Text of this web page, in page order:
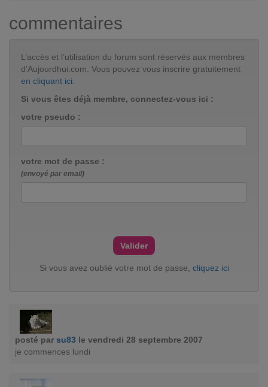
commentaires
L’accès et l’utilisation du forum sont réservés aux membres
d'Aujourdhui.com. Vous pouvez vous inscrire gratuitement
en cliquant ici
Si vous êtes déjà membre, connectez-vous ici :
votre pseudo :
votre mot de passe :
(envoyé par email)
Si vous avez oublié votre mot de passe, cliquez ici
posté par su83 le vendredi 28 septembre 2007
je commences lundi